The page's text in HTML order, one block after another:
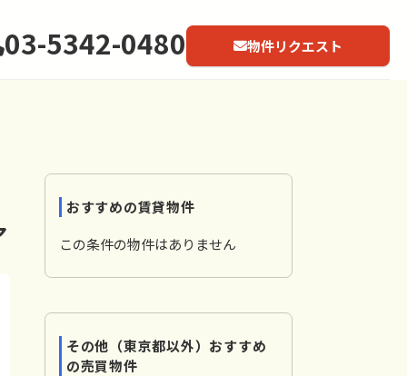
03-5342-0480 物件リクエスト
おすすめの賃貸物件
この条件の物件はありません
その他（東京都以外）おすすめ
の売買物件